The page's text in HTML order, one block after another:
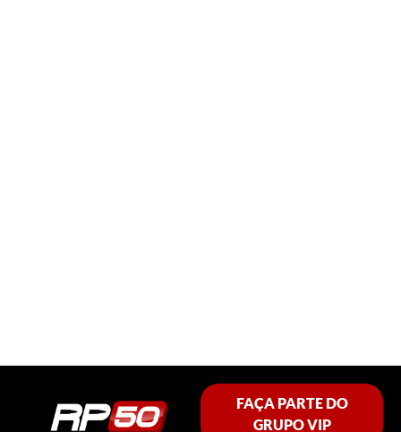
FAÇA PARTE DO
GRUPO VIP